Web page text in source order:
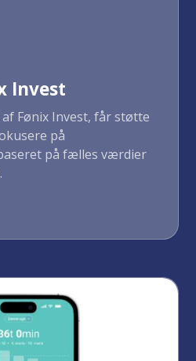
Invest
af Fønix Invest, får støtte
på
på fælles værdier